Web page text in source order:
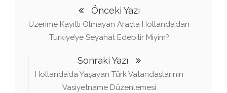
Önceki Yazı
Üzerime Kayıtlı Olmayan Araçla Hollanda’dan
Türkiye’ye Seyahat Edebilir Miyim?
Sonraki Yazı
Hollanda’da Yaşayan Türk Vatandaşlarının
Vasiyetname Düzenlemesi